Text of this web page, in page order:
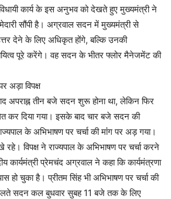
कार्य के इस अनुभव को देखते हुए मुख्यमंत्री ने
सौंपी है। अग्रवाल सदन में मुख्यमंत्री से
देने के लिए अधिकृत होंगे, बल्कि उनकी
पूरे करेंगे। वह सदन के भीतर फ्लोर मैनेजमेंट की
अड़ा विपक्ष
अपराह्न तीन बजे सदन शुरू होना था, लेकिन फिर
कर दिया गया। इसके बाद चार बजे सदन की
के अभिभाषण पर चर्चा की मांंग पर अड़ गया।
रहे। विपक्ष ने राज्यपाल के अभिभाषण पर चर्चा करने
कार्यमंत्री प्रेमचंद अग्रवाल ने कहा कि कार्यमंत्रणा
हो चुका है। प्रीतम सिंह भी अभिभाषण पर चर्चा की
सदन कल बुधवार सुबह 11 बजे तक के लिए